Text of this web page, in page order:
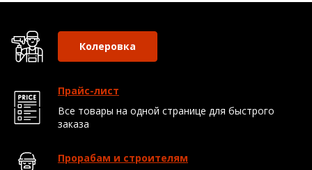
Колеровка
Прайс-лист
Все товары на одной странице для быстрого
заказа
Прорабам и строителям